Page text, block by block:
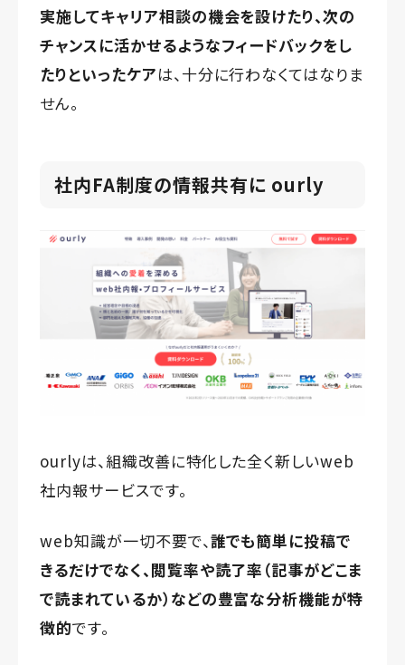
実施してキャリア相談の機会を設けたり、次の
チャンスに活かせるようなフィードバックをし
たりといったケアは、十分に行わなくてはなりま
せん。
社内FA制度の情報共有に ourly
ourlyは、組織改善に特化した全く新しいweb
社内報サービスです。
web知識が一切不要で、誰でも簡単に投稿で
きるだけでなく、閲覧率や読了率（記事がどこま
で読まれているか）などの豊富な分析機能が特
徴的です。